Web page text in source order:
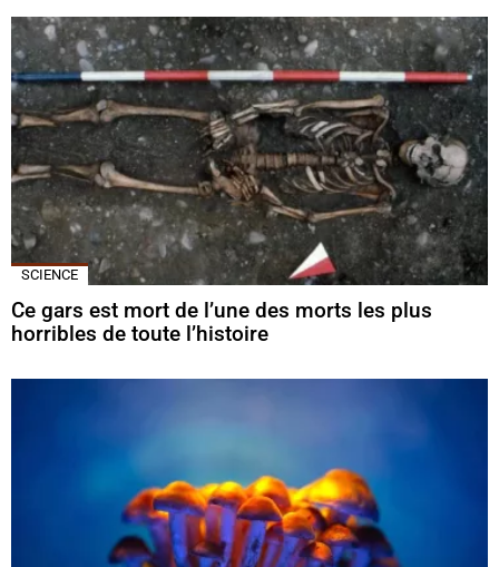
SCIENCE
Ce gars est mort de l’une des morts les plus
horribles de toute l’histoire